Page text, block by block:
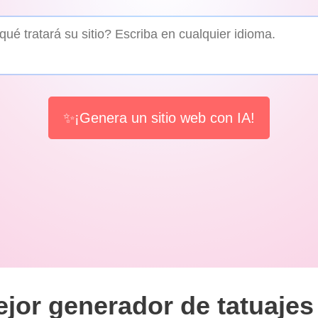
✨¡Genera un sitio web con IA!
generador de